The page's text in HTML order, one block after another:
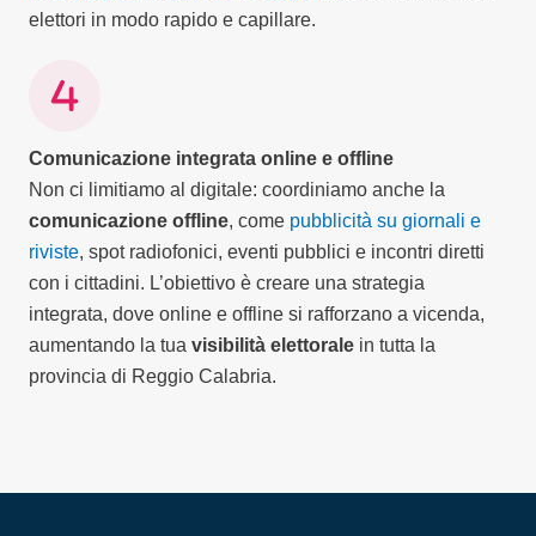
elettori in modo rapido e capillare.
Comunicazione integrata online e offline
Non ci limitiamo al digitale: coordiniamo anche la
comunicazione offline, come pubblicità su giornali e
riviste, spot radiofonici, eventi pubblici e incontri diretti
con i cittadini. L’obiettivo è creare una strategia
integrata, dove online e offline si rafforzano a vicenda,
aumentando la tua visibilità elettorale in tutta la
provincia di Reggio Calabria.